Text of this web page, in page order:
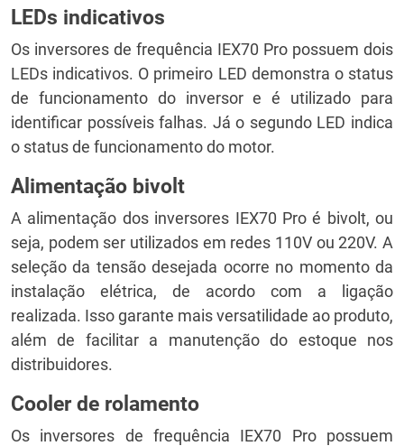
LEDs indicativos
Os inversores de frequência IEX70 Pro possuem dois
LEDs indicativos. O primeiro LED demonstra o status
de funcionamento do inversor e é utilizado para
identificar possíveis falhas. Já o segundo LED indica
o status de funcionamento do motor.
Alimentação bivolt
A alimentação dos inversores IEX70 Pro é bivolt, ou
seja, podem ser utilizados em redes 110V ou 220V. A
seleção da tensão desejada ocorre no momento da
instalação elétrica, de acordo com a ligação
realizada. Isso garante mais versatilidade ao produto,
além de facilitar a manutenção do estoque nos
distribuidores.
Cooler de rolamento
Os inversores de frequência IEX70 Pro possuem